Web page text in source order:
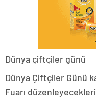
Dünya çiftçiler günü
Dünya Çiftçiler Günü
Fuarı